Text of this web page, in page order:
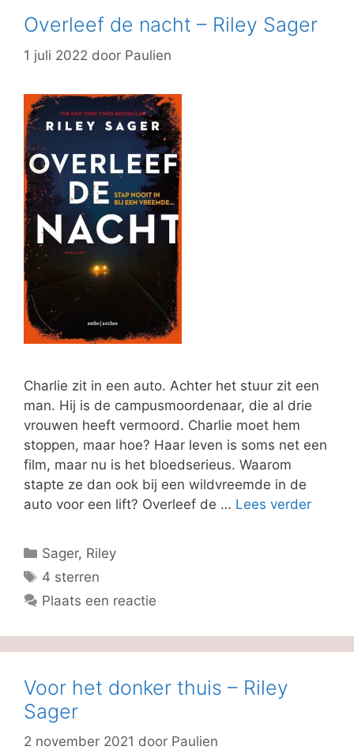
Overleef de nacht – Riley Sager
1 juli 2022 door Paulien
Charlie zit in een auto. Achter het stuur zit een
man. Hij is de campusmoordenaar, die al drie
vrouwen heeft vermoord. Charlie moet hem
stoppen, maar hoe? Haar leven is soms net een
film, maar nu is het bloedserieus. Waarom
stapte ze dan ook bij een wildvreemde in de
auto voor een lift? Overleef de … Lees verder
Categorieën
Sager, Riley
Tags
4 sterren
Plaats een reactie
Voor het donker thuis – Riley
Sager
2 november 2021 door Paulien